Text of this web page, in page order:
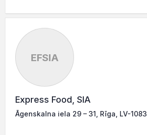
EFSIA
Express Food, SIA
Āgenskalna iela 29 – 31, Rīga, LV-1083